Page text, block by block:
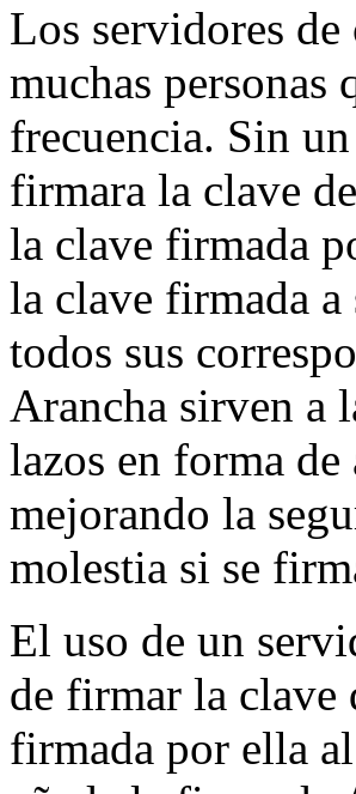
Los servidores
muchas personas
frecuencia. Sin
firmara la clave
la clave firmada
la clave firmada
todos sus
Arancha sirven a
lazos en forma
mejorando la
molestia si se
El uso de un
de firmar la clave
firmada por ella